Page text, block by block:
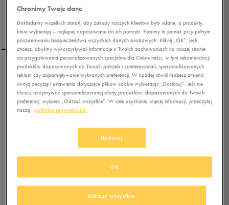
UMBRO KURTKA HABA
0
KLUBIE 50 STYLE
Produkt niedostępny
Jeśli artykuł będzie ponownie dostępny, otrzymasz od nas powiadomienie.
Chronimy Twoje dane
Dokładamy wszelkich starań, aby zakupy naszych Klientów były udane, a produkty,
które wybierają – najlepiej dopasowane do ich potrzeb. Robimy to jednak przy pełnym
poszanowaniu bezpieczeństwa wszystkich danych osobowych. Kliknij „OK”, jeśli
chcesz, abyśmy wykorzystywali informacje o Twoich zachowaniach na naszej stronie
do przygotowania personalizowanych specjalnie dla Ciebie treści, w tym rekomendacji
produktów dopasowanych do Twoich potrzeb i zainteresowań, spersonalizowanych
reklam czy zapamiętywanie wybranych preferencji. W każdej chwili możesz zmienić
swoją decyzję i ustawienia dotyczące plików cookie wybierając „Dostosuj”. Jeśli nie
chcesz otrzymywać spersonalizowanej oferty produktów, dopasowanych do Twoich
preferencji, wybierz „Odrzuć wszystkie”. W celu uzyskania więcej informacji, przeczytaj
naszą
politykę prywatności.
Dostosuj
Odrzuć wszystkie
OK